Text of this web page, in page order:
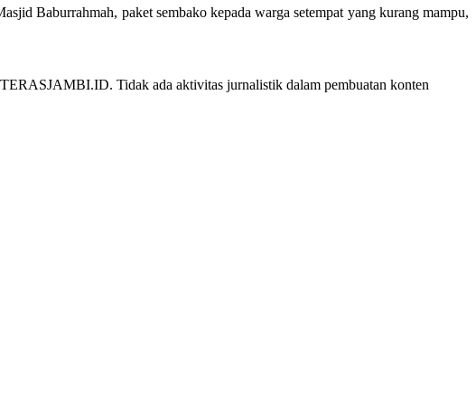
Baburrahmah, paket sembako kepada warga setempat yang kurang mampu,
Tidak ada aktivitas jurnalistik dalam pembuatan konten